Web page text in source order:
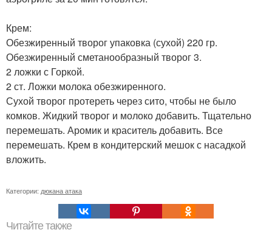
Крем:
Обезжиренный творог упаковка (сухой) 220 гр.
Обезжиренный сметанообразный творог 3.
2 ложки с Горкой.
2 ст. Ложки молока обезжиренного.
Сухой творог протереть через сито, чтобы не было
комков. Жидкий творог и молоко добавить. Тщательно
перемешать. Аромик и краситель добавить. Все
перемешать. Крем в кондитерский мешок с насадкой
вложить.
Категории: дюкана атака
Читайте также